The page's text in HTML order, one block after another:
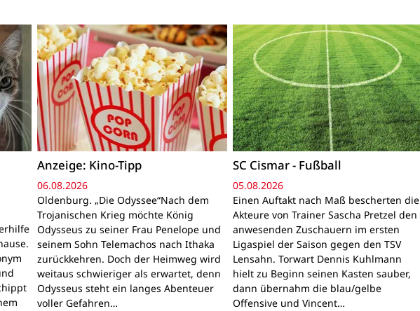
Anzeige: Kino-Tipp
06.08.2026
Oldenburg. „Die Odyssee“Nach dem
Trojanischen Krieg möchte König
Odysseus zu seiner Frau Penelope und
seinem Sohn Telemachos nach Ithaka
zurückkehren. Doch der Heimweg wird
weitaus schwieriger als erwartet, denn
Odysseus steht ein langes Abenteuer
voller Gefahren…
SC Cismar - Fußball
05.08.2026
Einen Auftakt nach Maß bescherten die
Akteure von Trainer Sascha Pretzel den
anwesenden Zuschauern im ersten
Ligaspiel der Saison gegen den TSV
Lensahn. Torwart Dennis Kuhlmann
hielt zu Beginn seinen Kasten sauber,
dann übernahm die blau/gelbe
Offensive und Vincent…